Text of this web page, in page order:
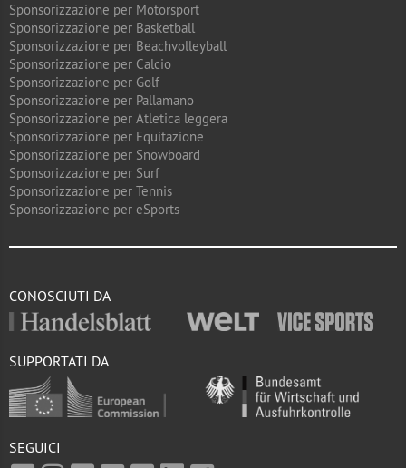
Sponsorizzazione per Motorsport
Sponsorizzazione per Basketball
Sponsorizzazione per Beachvolleyball
Sponsorizzazione per Calcio
Sponsorizzazione per Golf
Sponsorizzazione per Pallamano
Sponsorizzazione per Atletica leggera
Sponsorizzazione per Equitazione
Sponsorizzazione per Snowboard
Sponsorizzazione per Surf
Sponsorizzazione per Tennis
Sponsorizzazione per eSports
CONOSCIUTI DA
SUPPORTATI DA
SEGUICI